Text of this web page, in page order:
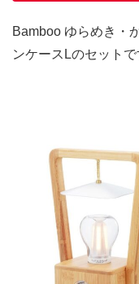
Bamboo ゆらめき・
ンケースLのセットで